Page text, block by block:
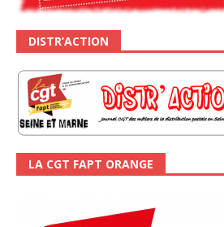
DISTR’ACTION
LA CGT FAPT ORANGE